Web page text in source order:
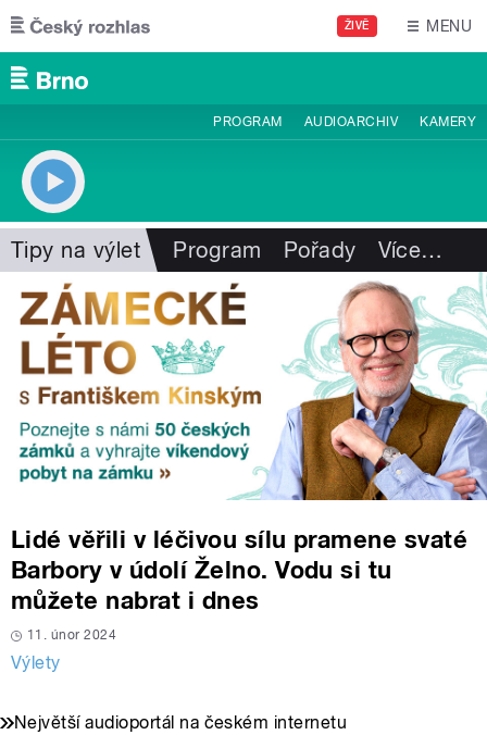
Přejít k hlavnímu obsahu
ŽIVĚ MENU
PROGRAM AUDIOARCHIV KAMERY
Tipy na výlet Program Pořady Více…
Lidé věřili v léčivou sílu pramene svaté
Barbory v údolí Želno. Vodu si tu
můžete nabrat i dnes
11. únor 2024
Výlety
Největší audioportál na českém internetu